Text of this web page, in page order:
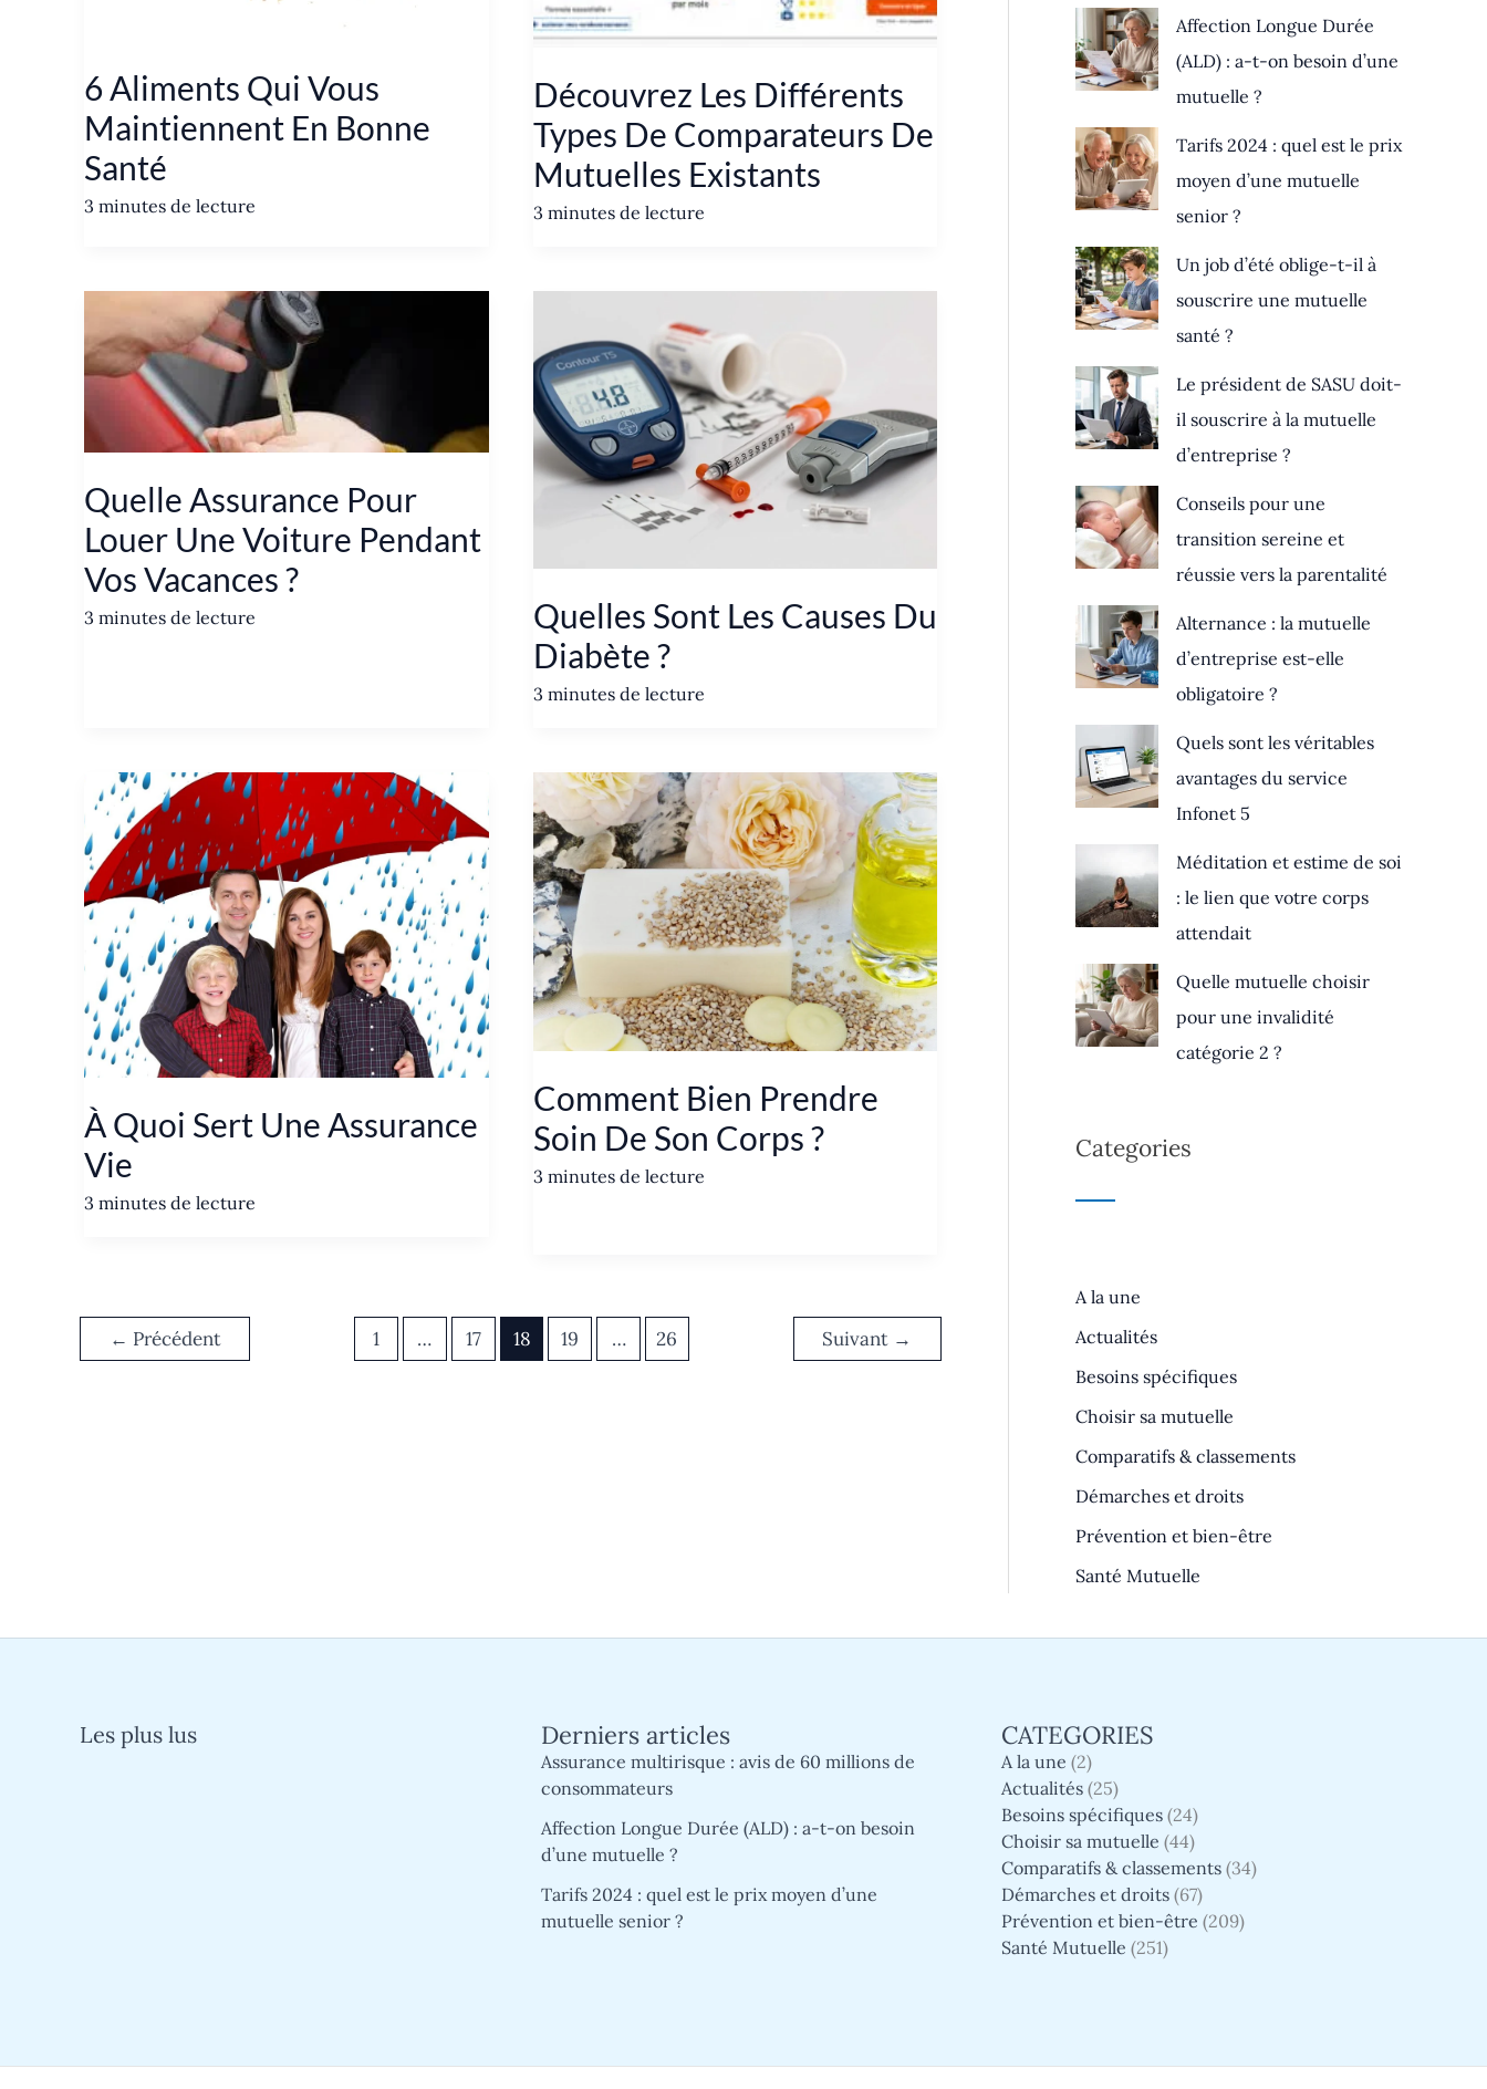
6 Aliments Qui Vous
Maintiennent En Bonne
Santé
3 minutes de lecture
Découvrez Les Différents
Types De Comparateurs De
Mutuelles Existants
3 minutes de lecture
Quelle Assurance Pour
Louer Une Voiture Pendant
Vos Vacances ?
3 minutes de lecture
Quelles Sont Les Causes Du
Diabète ?
3 minutes de lecture
À Quoi Sert Une Assurance
Vie
3 minutes de lecture
Comment Bien Prendre
Soin De Son Corps ?
3 minutes de lecture
← Précédent 1 … 17 18 19 … 26 Suivant →
Affection Longue Durée
(ALD) : a-t-on besoin d’une
mutuelle ?
Tarifs 2024 : quel est le prix
moyen d’une mutuelle
senior ?
Un job d’été oblige-t-il à
souscrire une mutuelle
santé ?
Le président de SASU doit-
il souscrire à la mutuelle
d’entreprise ?
Conseils pour une
transition sereine et
réussie vers la parentalité
Alternance : la mutuelle
d’entreprise est-elle
obligatoire ?
Quels sont les véritables
avantages du service
Infonet 5
Méditation et estime de soi
: le lien que votre corps
attendait
Quelle mutuelle choisir
pour une invalidité
catégorie 2 ?
Categories
A la une
Actualités
Besoins spécifiques
Choisir sa mutuelle
Comparatifs & classements
Démarches et droits
Prévention et bien-être
Santé Mutuelle
Les plus lus Derniers articles
Assurance multirisque : avis de 60 millions de
consommateurs
Affection Longue Durée (ALD) : a-t-on besoin
d’une mutuelle ?
Tarifs 2024 : quel est le prix moyen d’une
mutuelle senior ?
CATEGORIES
A la une (2)
Actualités (25)
Besoins spécifiques (24)
Choisir sa mutuelle (44)
Comparatifs & classements (34)
Démarches et droits (67)
Prévention et bien-être (209)
Santé Mutuelle (251)